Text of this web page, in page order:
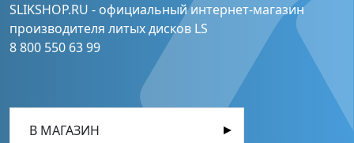
SLIKSHOP.RU - официальный интернет-магазин
производителя литых дисков LS
8 800 550 63 99
В МАГАЗИН